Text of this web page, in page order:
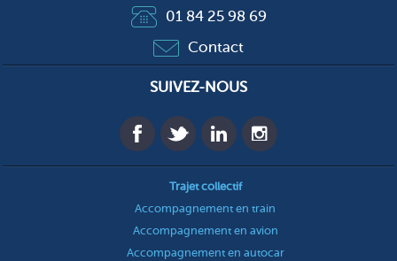
01 84 25 98 69
Contact
SUIVEZ-NOUS
Trajet collectif
Accompagnement en train
Accompagnement en avion
Accompagnement en autocar